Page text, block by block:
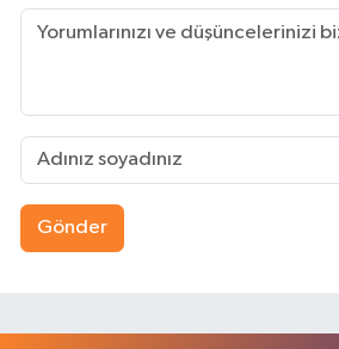
Gönder